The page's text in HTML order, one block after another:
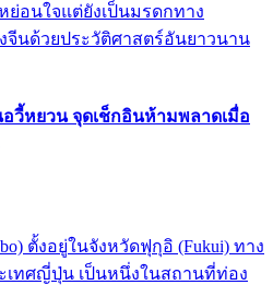
อนใจแต่ยังเป็นมรดกทาง
นด้วยประวัติศาสตร์อันยาวนาน
อวี้หยวน จุดเช็กอินห้ามพลาดเมื่อ
ตั้งอยู่ในจังหวัดฟุกุอิ (Fukui) ทาง
ทศญี่ปุ่น เป็นหนึ่งในสถานที่ท่อง